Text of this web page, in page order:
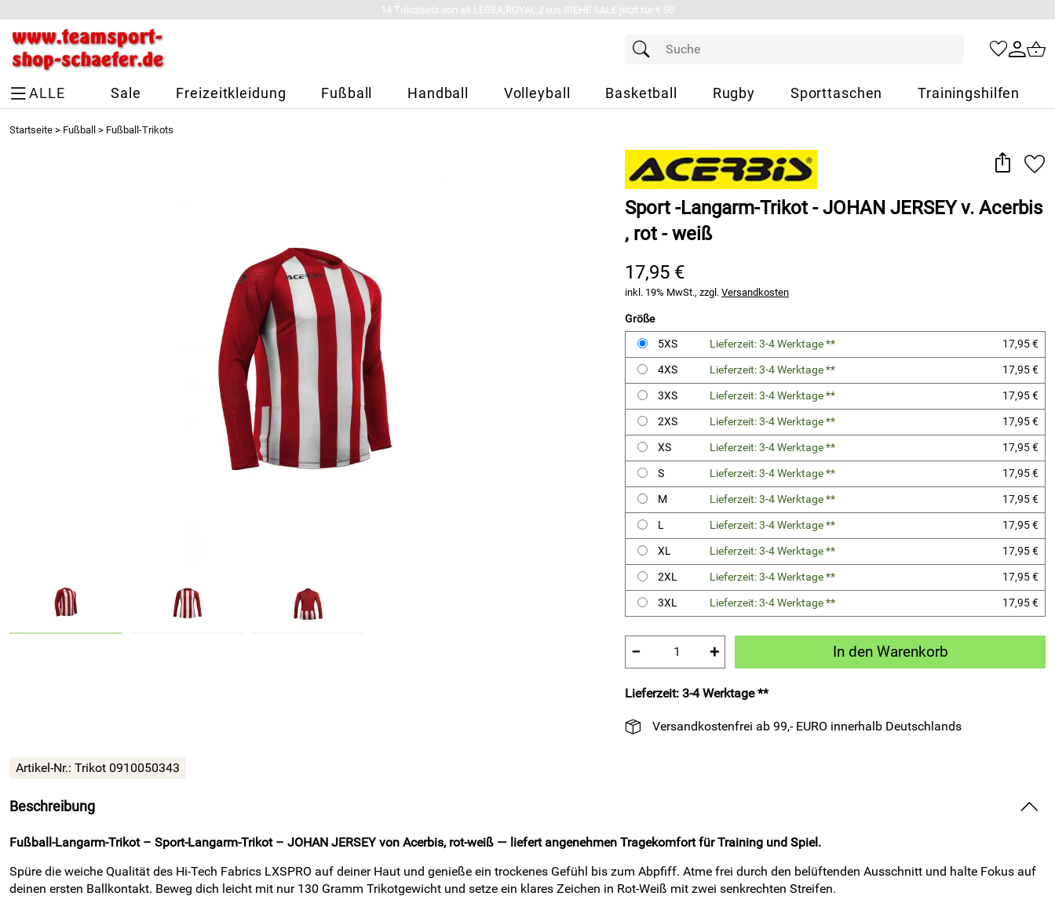
14 Trikotsets von alt.LEGEA,ROYAL,Zeus SIEHE SALE jetzt für € 50
ALLE Sale Freizeitkleidung Fußball Handball Volleyball Basketball Rugby Sporttaschen Trainingshilfen
Startseite > Fußball > Fußball-Trikots
Sport -Langarm-Trikot - JOHAN JERSEY v. Acerbis
, rot - weiß
17,95 €
inkl. 19% MwSt., zzgl. Versandkosten
Größe
5XS
Lieferzeit: 3-4 Werktage **
17,95 €
4XS
Lieferzeit: 3-4 Werktage **
17,95 €
3XS
Lieferzeit: 3-4 Werktage **
17,95 €
2XS
Lieferzeit: 3-4 Werktage **
17,95 €
XS
Lieferzeit: 3-4 Werktage **
17,95 €
S
Lieferzeit: 3-4 Werktage **
17,95 €
M
Lieferzeit: 3-4 Werktage **
17,95 €
L
Lieferzeit: 3-4 Werktage **
17,95 €
XL
Lieferzeit: 3-4 Werktage **
17,95 €
2XL
Lieferzeit: 3-4 Werktage **
17,95 €
3XL
Lieferzeit: 3-4 Werktage ** 17,95 €
− + In den Warenkorb
Lieferzeit: 3-4 Werktage **
Versandkostenfrei ab 99,- EURO innerhalb Deutschlands
Artikel-Nr.: Trikot 0910050343
Beschreibung
Fußball-Langarm-Trikot – Sport-Langarm-Trikot – JOHAN JERSEY von Acerbis, rot-weiß — liefert angenehmen Tragekomfort für Training und Spiel.
Spüre die weiche Qualität des Hi-Tech Fabrics LXSPRO auf deiner Haut und genieße ein trockenes Gefühl bis zum Abpfiff. Atme frei durch den belüftenden Ausschnitt und halte Fokus auf
deinen ersten Ballkontakt. Beweg dich leicht mit nur 130 Gramm Trikotgewicht und setze ein klares Zeichen in Rot-Weiß mit zwei senkrechten Streifen.